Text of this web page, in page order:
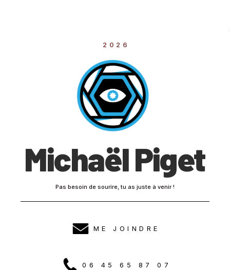
2026
Michaël Piget
Pas besoin de sourire, tu as juste à venir !
ME JOINDRE
06 45 65 87 07